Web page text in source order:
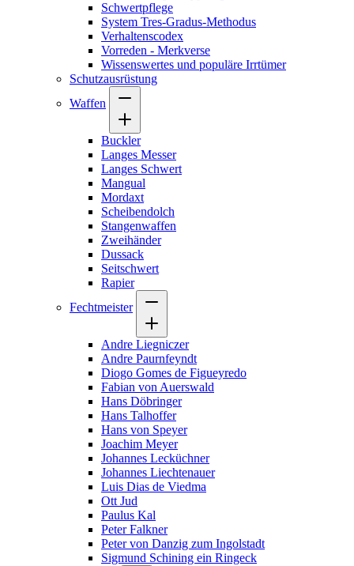
Schwertpflege
System Tres-Gradus-Methodus
Verhaltenscodex
Vorreden - Merkverse
Wissenswertes und populäre Irrtümer
Schutzausrüstung
Waffen
Buckler
Langes Messer
Langes Schwert
Mangual
Mordaxt
Scheibendolch
Stangenwaffen
Zweihänder
Dussack
Seitschwert
Rapier
Fechtmeister
Andre Liegniczer
Andre Paurnfeyndt
Diogo Gomes de Figueyredo
Fabian von Auerswald
Hans Döbringer
Hans Talhoffer
Hans von Speyer
Joachim Meyer
Johannes Lecküchner
Johannes Liechtenauer
Luis Dias de Viedma
Ott Jud
Paulus Kal
Peter Falkner
Peter von Danzig zum Ingolstadt
Sigmund Schining ein Ringeck